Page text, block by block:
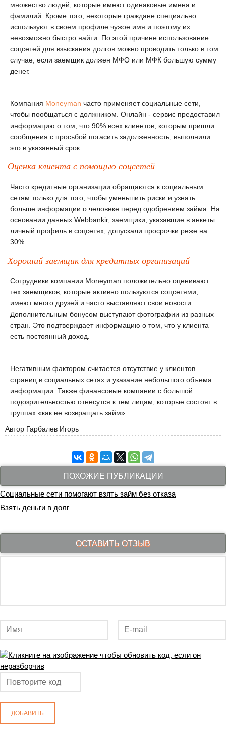
множество людей, которые имеют одинаковые имена и
фамилий. Кроме того, некоторые граждане специально
используют в своем профиле чужое имя и поэтому их
невозможно быстро найти. По этой причине использование
соцсетей для взыскания долгов можно проводить только в том
случае, если заемщик должен МФО или МФК большую сумму
денег.
Компания Moneyman часто применяет социальные сети,
чтобы пообщаться с должником. Онлайн - сервис предоставил
информацию о том, что 90% всех клиентов, которым пришли
сообщения с просьбой погасить задолженность, выполнили
это в указанный срок.
Оценка клиента с помощью соцсетей
Часто кредитные организации обращаются к социальным
сетям только для того, чтобы уменьшить риски и узнать
больше информации о человеке перед одобрением займа. На
основании данных Webbankir, заемщики, указавшие в анкеты
личный профиль в соцсетях, допускали просрочки реже на
30%.
Хороший заемщик для кредитных организаций
Сотрудники компании Moneyman положительно оценивают
тех заемщиков, которые активно пользуются соцсетями,
имеют много друзей и часто выставляют свои новости.
Дополнительным бонусом выступают фотографии из разных
стран. Это подтверждает информацию о том, что у клиента
есть постоянный доход.
Негативным фактором считается отсутствие у клиентов
страниц в социальных сетях и указание небольшого объема
информации. Также финансовые компании с большой
подозрительностью отнесутся к тем лицам, которые состоят в
группах «как не возвращать займ».
Автор Гарбалев Игорь
ПОХОЖИЕ ПУБЛИКАЦИИ
Социальные сети помогают взять займ без отказа
Взять деньги в долг
ОСТАВИТЬ ОТЗЫВ
ДОБАВИТЬ